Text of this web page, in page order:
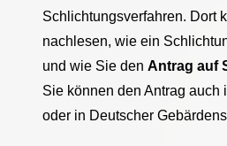
Schlichtungsverfahren. Dort
nachlesen, wie ein
und wie Sie den Antrag auf
Sie können den Antrag auch
oder in Deutscher